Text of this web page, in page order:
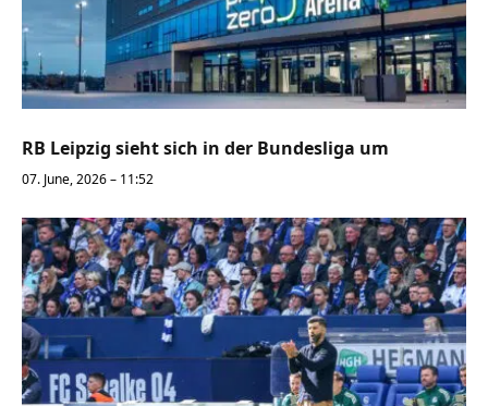
RB Leipzig sieht sich in der Bundesliga um
07. June, 2026 – 11:52